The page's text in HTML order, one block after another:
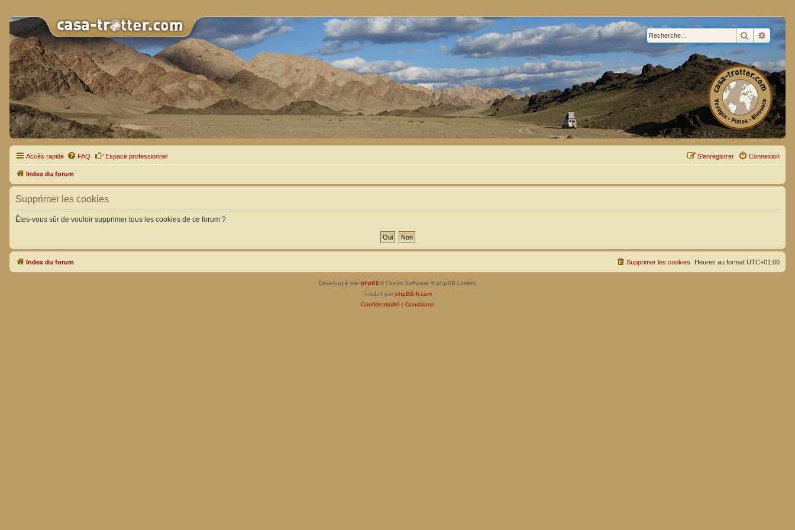
Rechercher
Accès rapide FAQ Espace professionnel Connexion
S’enregistrer
Index du forum
Supprimer les cookies
Êtes-vous sûr de vouloir supprimer tous les cookies de ce forum ?
Index du forum Heures au format UTC+01:00
Supprimer les cookies
Développé par phpBB® Forum Software © phpBB Limited
Traduit par phpBB-fr.com
Confidentialité | Conditions